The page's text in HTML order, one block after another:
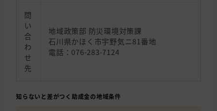
問
い
合
わ
せ
先
地域政策部 防災環境対策課
石川県かほく市宇野気ニ81番地
電話：076-283-7124
知らないと差がつく助成金の地域条件